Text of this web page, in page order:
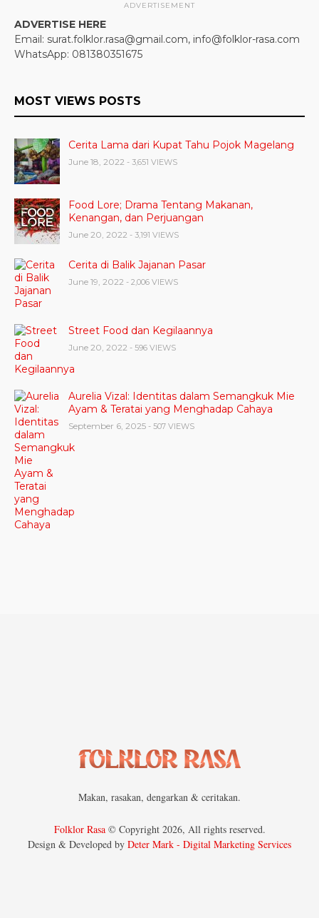
ADVERTISEMENT
ADVERTISE HERE
Email: surat.folklor.rasa@gmail.com, info@folklor-rasa.com
WhatsApp: 081380351675
MOST VIEWS POSTS
Cerita Lama dari Kupat Tahu Pojok Magelang
June 18, 2022 - 3,651 VIEWS
Food Lore; Drama Tentang Makanan,
Kenangan, dan Perjuangan
June 20, 2022 - 3,191 VIEWS
Cerita di Balik Jajanan Pasar
June 19, 2022 - 2,006 VIEWS
Street Food dan Kegilaannya
June 20, 2022 - 596 VIEWS
Aurelia Vizal: Identitas dalam Semangkuk Mie
Ayam & Teratai yang Menghadap Cahaya
September 6, 2025 - 507 VIEWS
Makan, rasakan, dengarkan & ceritakan.
Folklor Rasa© Copyright 2026, All rights reserved.
Design & Developed by Deter Mark - Digital Marketing Services